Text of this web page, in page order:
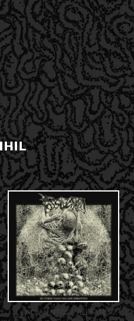
LANÇAMENTOS // RELEASES